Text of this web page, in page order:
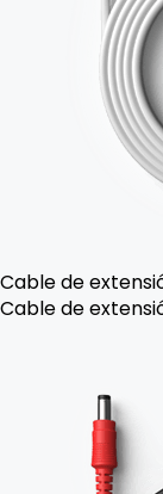
Cable de
Cable de